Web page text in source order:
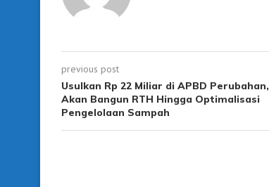
previous post
Usulkan Rp 22 Miliar di APBD
Akan Bangun RTH Hingga Optimalisasi
Pengelolaan Sampah